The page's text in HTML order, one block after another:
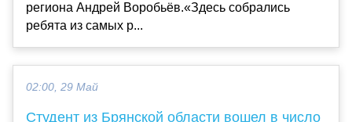
региона Андрей Воробьёв.«Здесь собрались
ребята из самых р...
02:00, 29 Май
Студент из Брянской области вошел в число